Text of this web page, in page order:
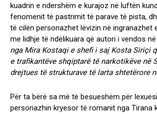
kuadrin e ndershëm e kurajoz në luftën
fenomenit të pastrimit të parave të pista,
të cilën personazhet lëvizin në ingranazhet
me lidhje të ndëlikuara që autori i vendos
nga Mira Kostaqi e shefi i saj Kosta Siriçi
e trafikantëve shqiptarë të narkotikëve në
drejtues të strukturave të larta shtetërore
Për ta bërë sa më të besueshëm për
personazhin kryesor të romanit nga Tirana